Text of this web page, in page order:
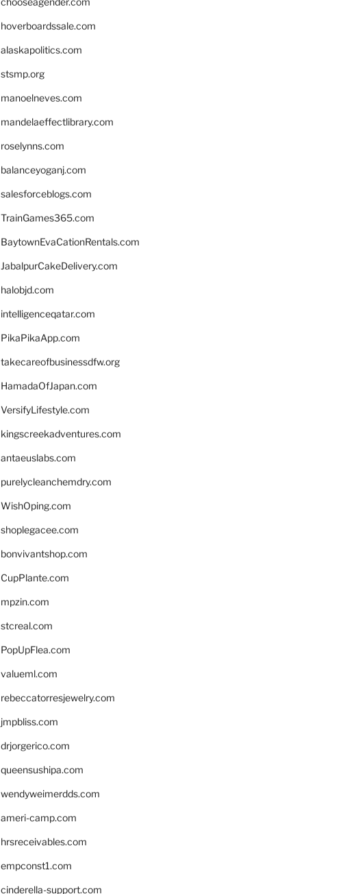
hoverboardssale.com
alaskapolitics.com
stsmp.org
manoelneves.com
mandelaeffectlibrary.com
roselynns.com
balanceyoganj.com
salesforceblogs.com
TrainGames365.com
BaytownEvaCationRentals.com
JabalpurCakeDelivery.com
halobjd.com
intelligenceqatar.com
PikaPikaApp.com
takecareofbusinessdfw.org
HamadaOfJapan.com
VersifyLifestyle.com
kingscreekadventures.com
antaeuslabs.com
purelycleanchemdry.com
WishOping.com
shoplegacee.com
bonvivantshop.com
CupPlante.com
mpzin.com
stcreal.com
PopUpFlea.com
valueml.com
rebeccatorresjewelry.com
jmpbliss.com
drjorgerico.com
queensushipa.com
wendyweimerdds.com
ameri-camp.com
hrsreceivables.com
empconst1.com
cinderella-support.com